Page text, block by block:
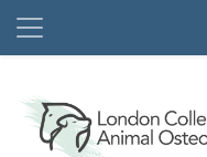
Panel lateral